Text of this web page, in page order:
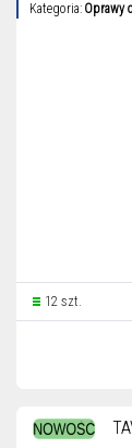
Kategoria: Oprawy
12 szt.